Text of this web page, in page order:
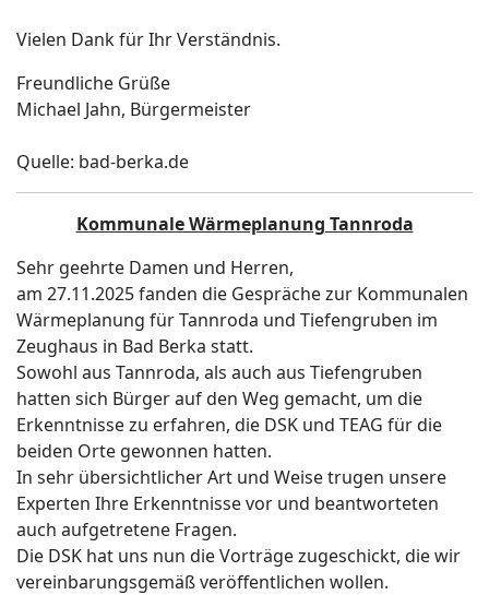
Vielen Dank für Ihr Verständnis.
Freundliche Grüße
Michael Jahn, Bürgermeister
Quelle: bad-berka.de
Kommunale Wärmeplanung Tannroda
Sehr geehrte Damen und Herren,
am 27.11.2025 fanden die Gespräche zur Kommunalen
Wärmeplanung für Tannroda und Tiefengruben im
Zeughaus in Bad Berka statt.
Sowohl aus Tannroda, als auch aus Tiefengruben
hatten sich Bürger auf den Weg gemacht, um die
Erkenntnisse zu erfahren, die DSK und TEAG für die
beiden Orte gewonnen hatten.
In sehr übersichtlicher Art und Weise trugen unsere
Experten Ihre Erkenntnisse vor und beantworteten
auch aufgetretene Fragen.
Die DSK hat uns nun die Vorträge zugeschickt, die wir
vereinbarungsgemäß veröffentlichen wollen.